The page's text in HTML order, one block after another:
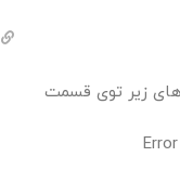
زیر توی قسمت